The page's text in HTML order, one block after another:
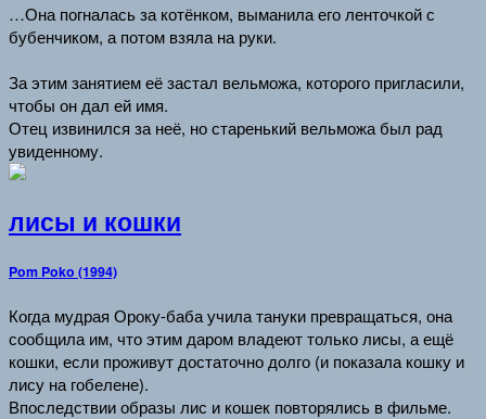
…Она погналась за котёнком, выманила его ленточкой с
бубенчиком, а потом взяла на руки.
За этим занятием её застал вельможа, которого пригласили,
чтобы он дал ей имя.
Отец извинился за неё, но старенький вельможа был рад
увиденному.
лисы и кошки
Pom Poko (1994)
Когда мудрая Ороку-баба учила тануки превращаться, она
сообщила им, что этим даром владеют только лисы, а ещё
кошки, если проживут достаточно долго (и показала кошку и
лису на гобелене).
Впоследствии образы лис и кошек повторялись в фильме.